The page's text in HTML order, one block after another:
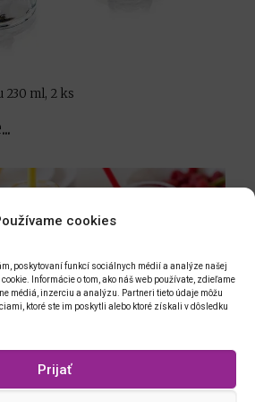
cookies
poskytovaní funkcí sociálnych médií a analýze našej
Informácie o tom, ako náš web používate, zdieľame
médiá, inzerciu a analýzu. Partneri tieto údaje môžu
ktoré ste im poskytli alebo ktoré získali v dôsledku
Prijať
230 ml, 2 ks